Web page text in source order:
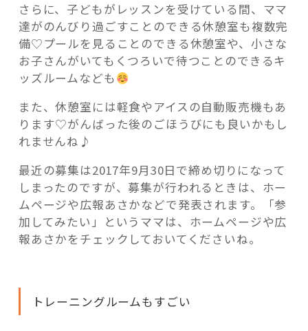
さらに、子どもがレッスンを受けている間、ママ
達がのんびり過ごすことのできる休憩室も複数完
備♡プールを見ることのできる休憩室や、小さな
お子さんがいてもくつろいで待つことのできるキ
ッズルームなども
また、休憩室には軽食やアイスの自動販売機もあ
ります♡がんばった後のごほうびにも良いかもし
れませんね♪
最近の募集は2017年9月30日で締め切りになって
しまったのですが、募集が行われるときは、ホー
ムページや広報あさかなどで発表されます。「参
加してみたい」というママは、ホームページや広
報あさかをチェックしておいてくださいね。
トレーニングルームもすごい